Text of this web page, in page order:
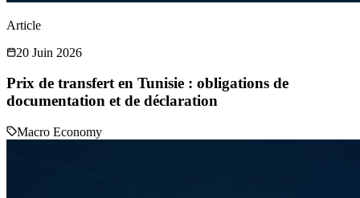
Article
20 Juin 2026
Prix de transfert en Tunisie : obligations de
documentation et de déclaration
Macro Economy